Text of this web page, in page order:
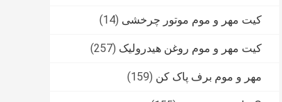
کیت مهر و موم موتور چرخشی (14)
کیت مهر و موم روغن هیدرولیک (257)
مهر و موم برف پاک کن (159)